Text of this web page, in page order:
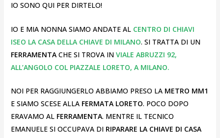
IO SONO QUI PER DIRTELO!
IO E MIA NONNA SIAMO ANDATE AL CENTRO DI CHIAVI
ISEO LA CASA DELLA CHIAVE DI MILANO. SI TRATTA DI UN
FERRAMENTA CHE SI TROVA IN VIALE ABRUZZI 92,
ALL’ANGOLO COL PIAZZALE LORETO, A MILANO.
NOI PER RAGGIUNGERLO ABBIAMO PRESO LA METRO MM1
E SIAMO SCESE ALLA FERMATA LORETO. POCO DOPO
ERAVAMO AL FERRAMENTA. MENTRE IL TECNICO
EMANUELE SI OCCUPAVA DI RIPARARE LA CHIAVE DI CASA